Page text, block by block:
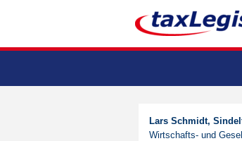
Lars Schmidt,
Wirtschafts- und